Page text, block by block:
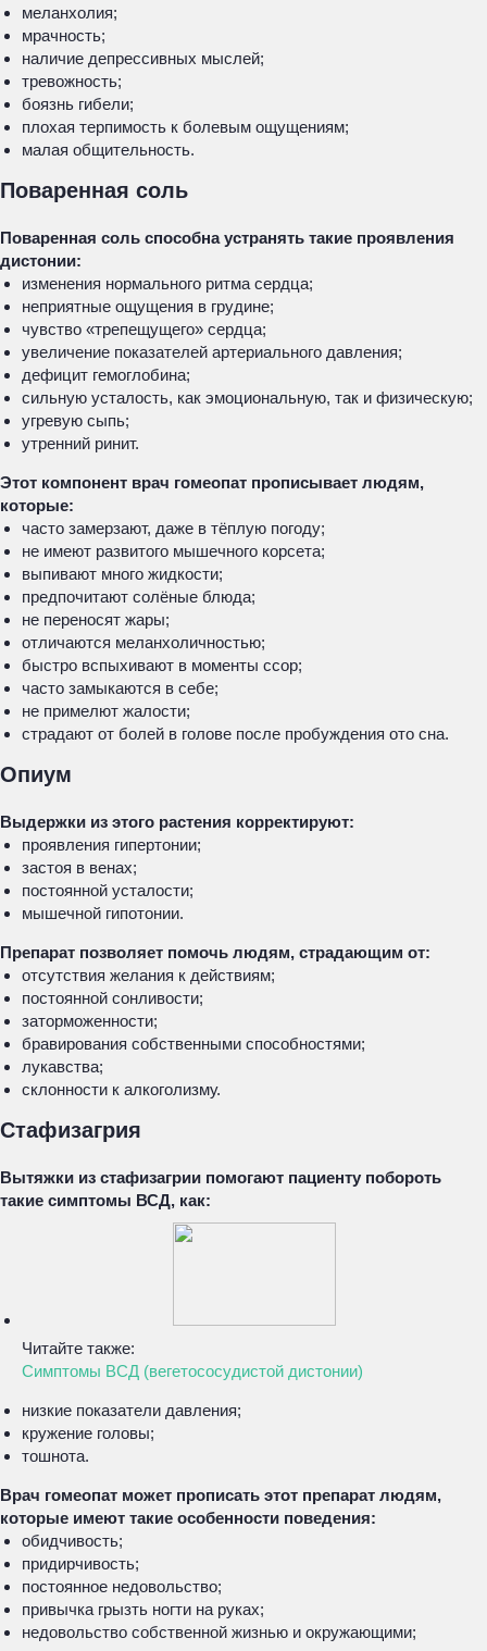
меланхолия;
мрачность;
наличие депрессивных мыслей;
тревожность;
боязнь гибели;
плохая терпимость к болевым ощущениям;
малая общительность.
Поваренная соль
Поваренная соль способна устранять такие проявления
дистонии:
изменения нормального ритма сердца;
неприятные ощущения в грудине;
чувство «трепещущего» сердца;
увеличение показателей артериального давления;
дефицит гемоглобина;
сильную усталость, как эмоциональную, так и физическую;
угревую сыпь;
утренний ринит.
Этот компонент врач гомеопат прописывает людям,
которые:
часто замерзают, даже в тёплую погоду;
не имеют развитого мышечного корсета;
выпивают много жидкости;
предпочитают солёные блюда;
не переносят жары;
отличаются меланхоличностью;
быстро вспыхивают в моменты ссор;
часто замыкаются в себе;
не примелют жалости;
страдают от болей в голове после пробуждения ото сна.
Опиум
Выдержки из этого растения корректируют:
проявления гипертонии;
застоя в венах;
постоянной усталости;
мышечной гипотонии.
Препарат позволяет помочь людям, страдающим от:
отсутствия желания к действиям;
постоянной сонливости;
заторможенности;
бравирования собственными способностями;
лукавства;
склонности к алкоголизму.
Стафизагрия
Вытяжки из стафизагрии помогают пациенту побороть
такие симптомы ВСД, как:
Читайте также:
Симптомы ВСД (вегетососудистой дистонии)
низкие показатели давления;
кружение головы;
тошнота.
Врач гомеопат может прописать этот препарат людям,
которые имеют такие особенности поведения:
обидчивость;
придирчивость;
постоянное недовольство;
привычка грызть ногти на руках;
недовольство собственной жизнью и окружающими;